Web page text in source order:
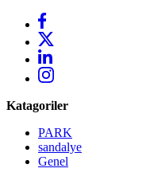
Katagoriler
PARK
sandalye
Genel